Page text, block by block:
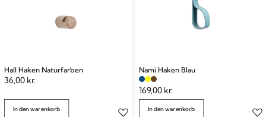
Hall Haken Naturfarben
36,00 kr.
In den warenkorb
Nami Haken Blau
169,00 kr.
In den warenkorb